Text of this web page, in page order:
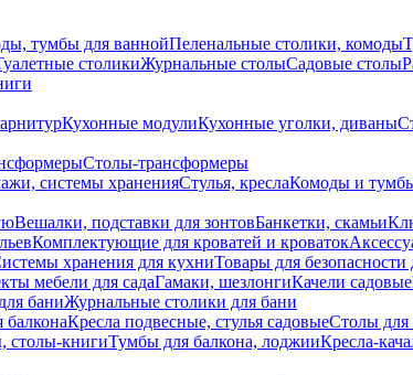
тумбы для ваннойПеленальные столики, комоды
столикиЖурнальные столыСадовые столы
Кухонные модулиКухонные уголки, диваны
Столы-трансформеры
системы храненияСтулья, креслаКомоды и
Вешалки, подставки для зонтовБанкетки, скамьи
Комплектующие для кроватей и кроваток
хранения для кухниТовары для безопасности
мебели для садаГамаки, шезлонгиКачели садовые
баниЖурнальные столики для бани
Кресла подвесные, стулья садовыеСтолы для
столы-книгиТумбы для балкона, лоджииКресла-